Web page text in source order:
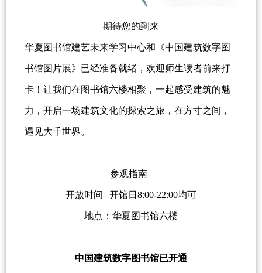
期待您的到来
华夏图书馆建艺未来学习中心和《中国建筑数字图
书馆图片展》已经准备就绪，欢迎师生读者前来打
卡！让我们在图书馆六楼相聚，一起感受建筑的魅
力，开启一场建筑文化的探索之旅，在方寸之间，
遇见大千世界。
参观指南
开放时间 | 开馆日8:00-22:00均可
地点：华夏图书馆六楼
中国建筑数字图书馆已开通